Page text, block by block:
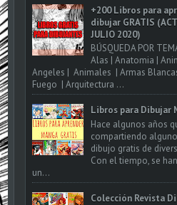
+200 Libros para
dibujar GRATIS
JULIO 2020)
BÚSQUEDA POR
Alas | Anatomia |
Angeles | Animales | Armas
Fuego | Arquitectura ...
Libros para Dibujar
Hace algunos años
compartiendo
dibujo gratis de
Con el tiempo, se
un...
Colección Revista